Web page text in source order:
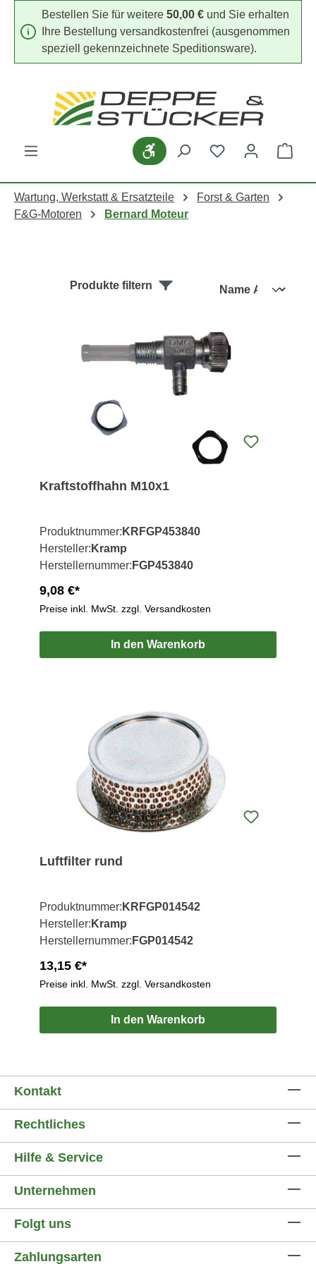
Zum Hauptinhalt springen
Bestellen Sie für weitere 50,00 € und Sie erhalten
Ihre Bestellung versandkostenfrei (ausgenommen
speziell gekennzeichnete Speditionsware).
Werkzeugleiste anzeigen
Du hast 0
Wartung, Werkstatt & Ersatzteile
Forst & Garten
F&G-Motoren
Bernard Moteur
Produkte filtern
Kraftstoffhahn M10x1
Produktnummer: KRFGP453840
Hersteller: Kramp
Herstellernummer: FGP453840
9,08 €*
Preise inkl. MwSt. zzgl. Versandkosten
In den Warenkorb
Luftfilter rund
Produktnummer: KRFGP014542
Hersteller: Kramp
Herstellernummer: FGP014542
13,15 €*
Preise inkl. MwSt. zzgl. Versandkosten
In den Warenkorb
Kontakt
Rechtliches
Hilfe & Service
Unternehmen
Folgt uns
Zahlungsarten